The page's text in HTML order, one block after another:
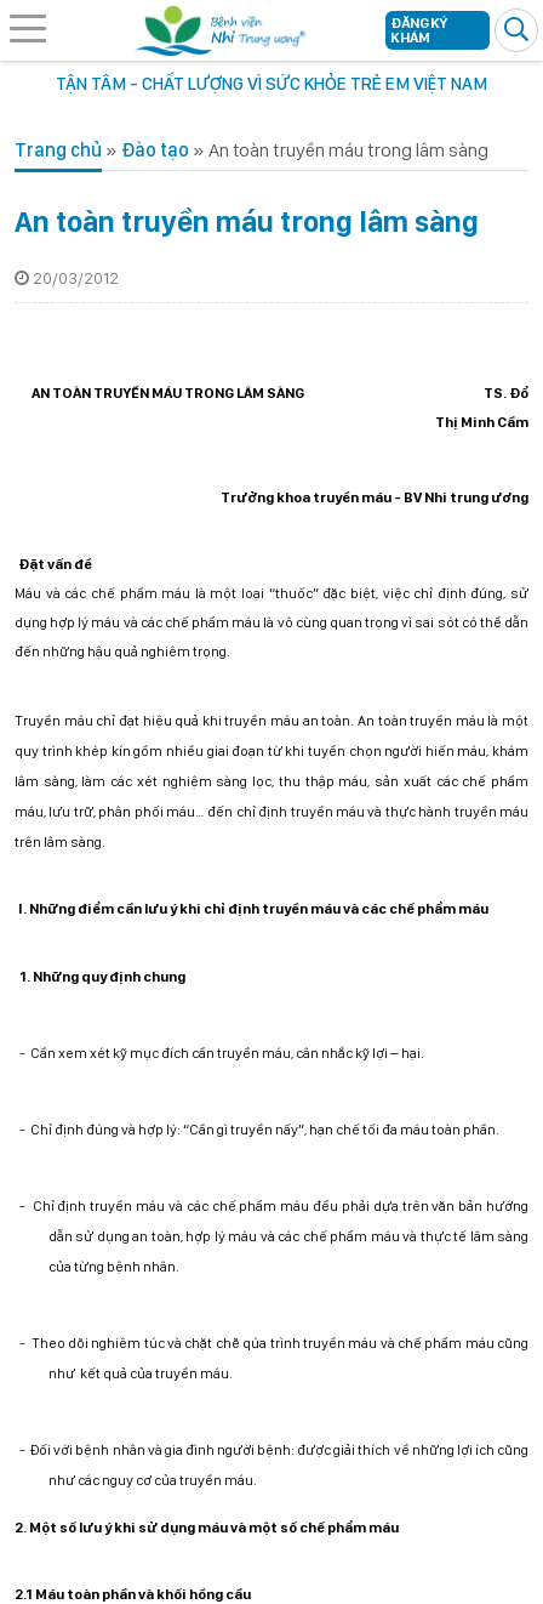
TẬN TÂM - CHẤT LƯỢNG VÌ SỨC KHỎE TRẺ EM VIỆT NAM
ĐĂNG KÝ
KHÁM
Trang chủ » Đào tạo » An toàn truyền máu trong lâm sàng
An toàn truyền máu trong lâm sàng
20/03/2012
AN TOÀN TRUYỀN MÁU TRONG LÂM SÀNG
TS. Đổ
Thị Minh Cầm
Trưởng khoa truyền máu - BV Nhi trung ương
Đặt vấn đề
Máu và các chế phẩm máu là một loại “thuốc” đặc biệt, việc chỉ định đúng, sử
dụng hợp lý máu và các chế phẩm máu là vô cùng quan trọng vì sai sót có thể dẫn
đến những hậu quả nghiêm trọng.
Truyền máu chỉ đạt hiệu quả khi truyền máu an toàn. An toàn truyền máu là một
quy trình khép kín gồm nhiều giai đoạn từ khi tuyển chọn người hiến máu, khám
lâm sàng, làm các xét nghiệm sàng lọc, thu thập máu, sản xuất các chế phẩm
máu, lưu trữ, phân phối máu… đến chỉ định truyền máu và thực hành truyền máu
trên lâm sàng.
I. Những điểm cần lưu ý khi chỉ định truyền máu và các chế phẩm máu
1. Những quy định chung
- Cần xem xét kỹ mục đích cần truyền máu, cân nhắc kỹ lợi – hại.
- Chỉ định đúng và hợp lý: “Cần gì truyền nấy”, hạn chế tối đa máu toàn phần.
- Chỉ định truyền máu và các chế phẩm máu đều phải dựa trên văn bản hướng
dẫn sử dụng an toàn, hợp lý máu và các chế phẩm máu và thực tế lâm sàng
của từng bệnh nhân.
- Theo dõi nghiêm túc và chặt chẽ qúa trình truyền máu và chế phẩm máu cũng
như kết quả của truyền máu.
- Đối với bệnh nhân và gia đình người bệnh: được giải thích về những lợi ích cũng
như các nguy cơ của truyền máu.
2. Một số lưu ý khi sử dụng máu và một số chế phẩm máu
2.1 Máu toàn phần và khối hồng cầu